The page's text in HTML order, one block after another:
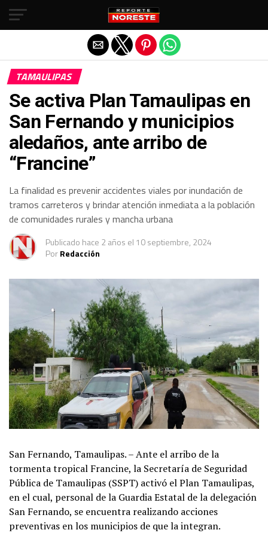
TAMAULIPAS
Se activa Plan Tamaulipas en
San Fernando y municipios
aledaños, ante arribo de
“Francine”
La finalidad es prevenir accidentes viales por inundación de
tramos carreteros y brindar atención inmediata a la población
de comunidades rurales y mancha urbana
Publicado hace 2 años el 10 septiembre, 2024
PorRedacción
San Fernando, Tamaulipas. – Ante el arribo de la
tormenta tropical Francine, la Secretaría de Seguridad
Pública de Tamaulipas (SSPT) activó el Plan Tamaulipas,
en el cual, personal de la Guardia Estatal de la delegación
San Fernando, se encuentra realizando acciones
preventivas en los municipios de que la integran.
Salir de la versión móvil